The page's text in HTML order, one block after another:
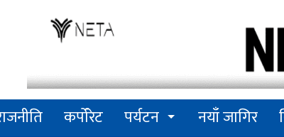
कर्पोरेट पर्यटन नयाँ जागिर